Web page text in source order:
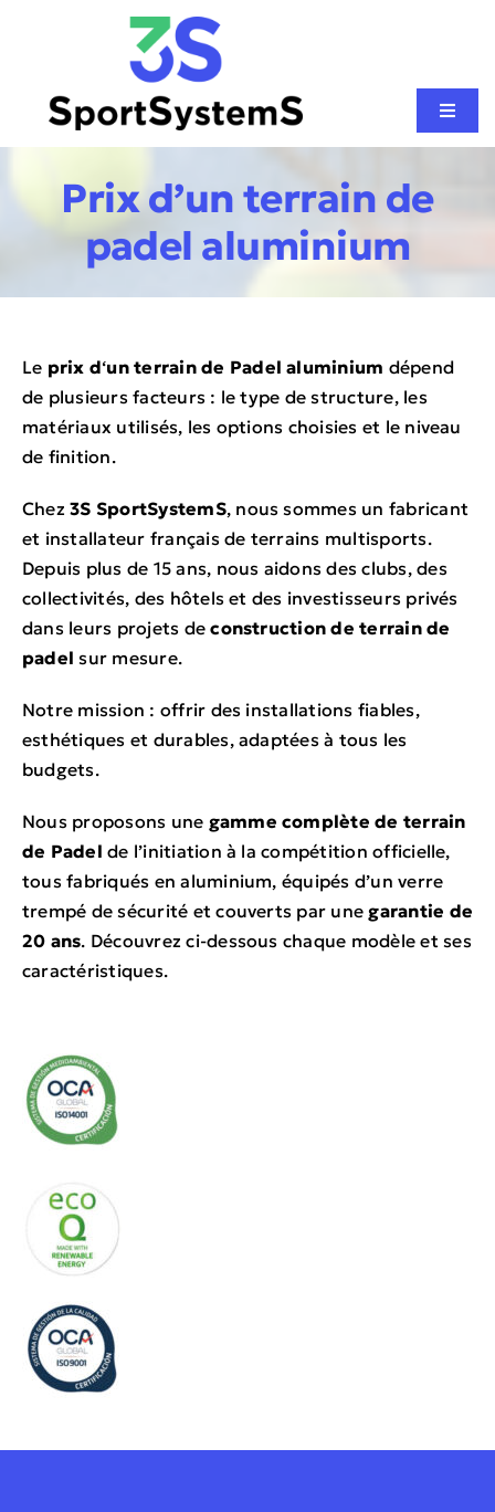
SPORTS DE RAQUETTE
NOS RÉALISATIONS
Prix d’un terrain de
padel aluminium
Le prix d‘un terrain de Padel aluminium dépend
de plusieurs facteurs : le type de structure, les
matériaux utilisés, les options choisies et le niveau
de finition.
Chez3S SportSystemS, nous sommes un fabricant
et installateur français de terrains multisports.
Depuis plus de 15 ans, nous aidons des clubs, des
collectivités, des hôtels et des investisseurs privés
dans leurs projets deconstruction de terrain de
padel sur mesure.
Notre mission : offrir des installations fiables,
esthétiques et durables, adaptées à tous les
budgets.
Nous proposons une gamme complète de terrain
de Padel de l’initiation à la compétition officielle,
tous fabriqués en aluminium, équipés d’un verre
trempé de sécurité et couverts par unegarantie de
20 ans. Découvrez ci-dessous chaque modèle et ses
caractéristiques.